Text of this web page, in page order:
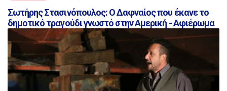
Σωτήρης Στασινόπουλος: Ο Δαφναίος που έκανε το
δημοτικό τραγούδι γνωστό στην Αμερική - Αφιέρωμα